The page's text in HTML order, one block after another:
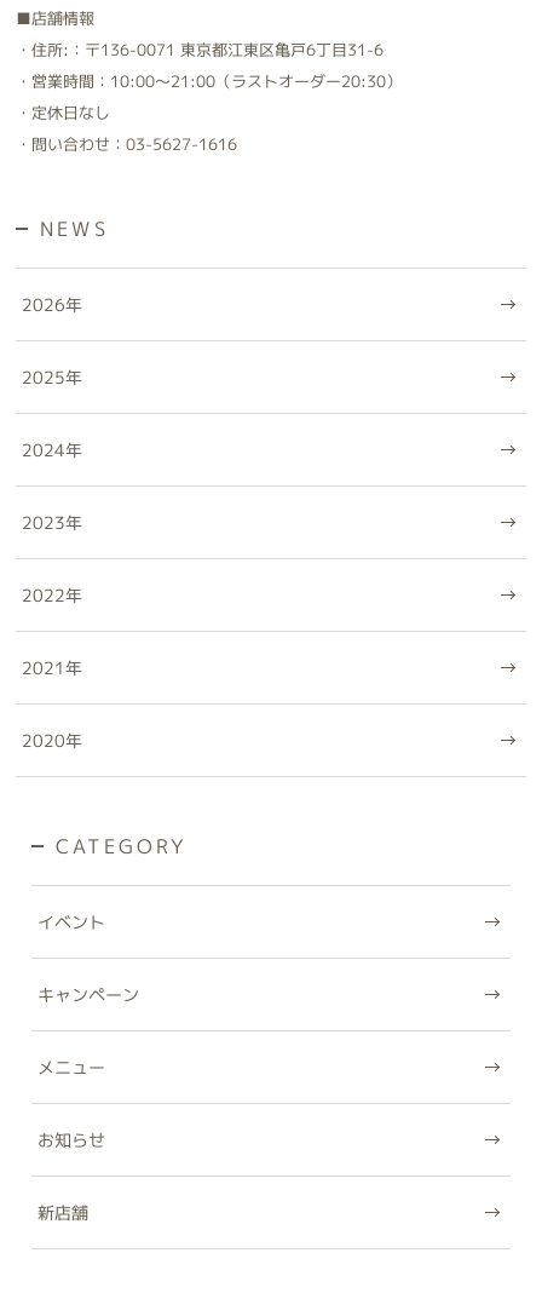
■店舗情報
・住所:：〒136-0071 東京都江東区亀戸6丁目31-6
・営業時間：10:00～21:00（ラストオーダー20:30）
・定休日なし
・問い合わせ：03-5627-1616
NEWS
2026年
2025年
2024年
2023年
2022年
2021年
2020年
CATEGORY
イベント
キャンペーン
メニュー
お知らせ
新店舗